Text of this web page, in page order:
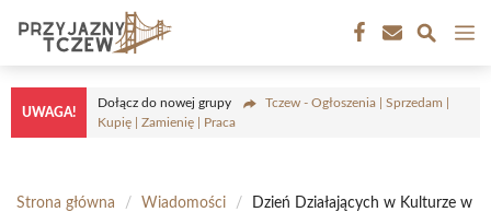
treści
UWAGA!
Dołącz do nowej grupy
Tczew - Ogłoszenia | Sprzedam |
Kupię | Zamienię | Praca
Strona główna / Wiadomości /
Dzień Działających w Kulturze w